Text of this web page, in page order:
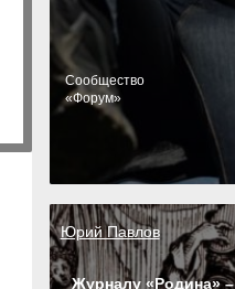
Cообщество
«Форум»
Юрий Павлов
Журналу «Родина» –